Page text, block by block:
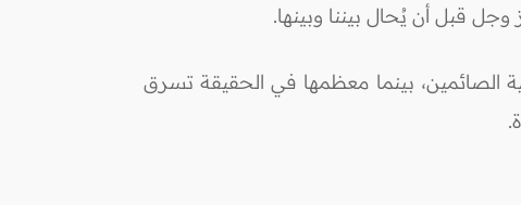
الصائمين، بينما معظمها في الحقيقة تسرق